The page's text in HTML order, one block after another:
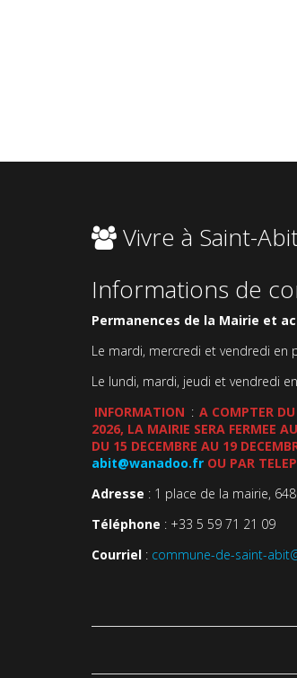
Vivre à Saint-
Informations de
Permanences de la Mairie et
Le mardi, mercredi et vendredi en
Le lundi, mardi, jeudi et vendredi
INFORMATION : A COMPTER
2026, LA MAIRIE SERA FERMEE
DU 15 DECEMBRE AU 19
abit@wanadoo.fr OU PAR
Adresse : 1 place de la mairie,
Téléphone : +33 5 59 71 21 09
Courriel : commune-de-saint-